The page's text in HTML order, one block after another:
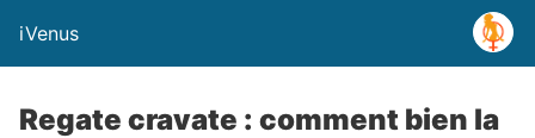
iVenus
Regate cravate : comment bien la